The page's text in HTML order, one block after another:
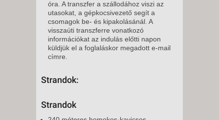
óra. A transzfer a szállodához viszi az
utasokat, a gépkocsivezető segít a
csomagok be- és kipakolásánál. A
visszaúti transzferre vonatkozó
információkat az indulás előtti napon
küldjük el a foglaláskor megadott e-mail
címre.
Strandok:
Strandok